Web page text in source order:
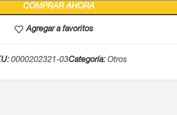
COMPRAR AHORA
Agregar a favoritos
0000202321-03Categoría: Otros